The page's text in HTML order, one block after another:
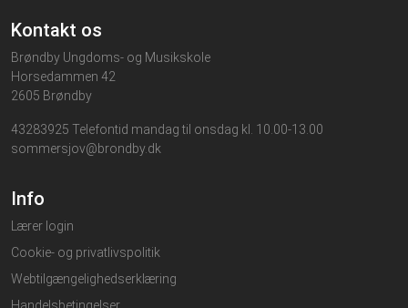
Kontakt os
Brøndby Ungdoms- og Musikskole
Horsedammen 42
2605 Brøndby
43283925 Telefontid mandag til onsdag kl. 10.00-13.00
sommersjov@brondby.dk
Info
Lærer login
Cookie- og privatlivspolitik
Webtilgængelighedserklæring